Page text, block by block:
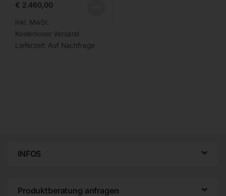
€ 2.460,00
inkl. MwSt.
Kostenloser Versand
Lieferzeit: Auf Nachfrage
INFOS
Produktberatung anfragen